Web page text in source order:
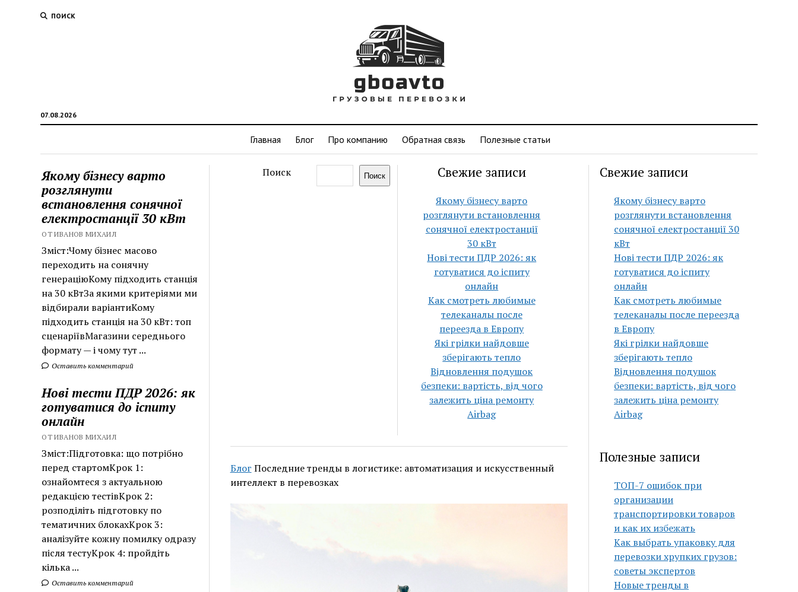
ПОИСК
07.08.2026
Главная Блог Про компанию Обратная связь Полезные статьи
Якому бізнесу варто
розглянути
встановлення сонячної
електростанції 30 кВт
ОТ ИВАНОВ МИХАИЛ
Зміст:Чому бізнес масово
переходить на сонячну
генераціюКому підходить станція
на 30 кВтЗа якими критеріями ми
відбирали варіантиКому
підходить станція на 30 кВт: топ
сценаріївМагазини середнього
формату — і чому тут ...
Оставить комментарий
Нові тести ПДР 2026: як
готуватися до іспиту
онлайн
ОТ ИВАНОВ МИХАИЛ
Зміст:Підготовка: що потрібно
перед стартомКрок 1:
ознайомтеся з актуальною
редакцією тестівКрок 2:
розподіліть підготовку по
тематичних блокахКрок 3:
аналізуйте кожну помилку одразу
після тестуКрок 4: пройдіть
кілька ...
Оставить комментарий
Поиск Поиск Свежие записи
Якому бізнесу варто
розглянути встановлення
сонячної електростанції
30 кВт
Нові тести ПДР 2026: як
готуватися до іспиту
онлайн
Как смотреть любимые
телеканалы после
переезда в Европу
Які грілки найдовше
зберігають тепло
Відновлення подушок
безпеки: вартість, від чого
залежить ціна ремонту
Airbag
Блог Последние тренды в логистике: автоматизация и искусственный
интеллект в перевозках
Свежие записи
Якому бізнесу варто
розглянути встановлення
сонячної електростанції 30
кВт
Нові тести ПДР 2026: як
готуватися до іспиту
онлайн
Как смотреть любимые
телеканалы после переезда
в Европу
Які грілки найдовше
зберігають тепло
Відновлення подушок
безпеки: вартість, від чого
залежить ціна ремонту
Airbag
Полезные записи
ТОП-7 ошибок при
организации
транспортировки товаров
и как их избежать
Как выбрать упаковку для
перевозки хрупких грузов:
советы экспертов
Новые тренды в